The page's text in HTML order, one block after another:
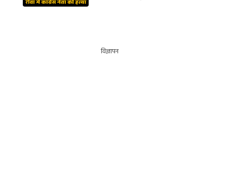
विज्ञापन